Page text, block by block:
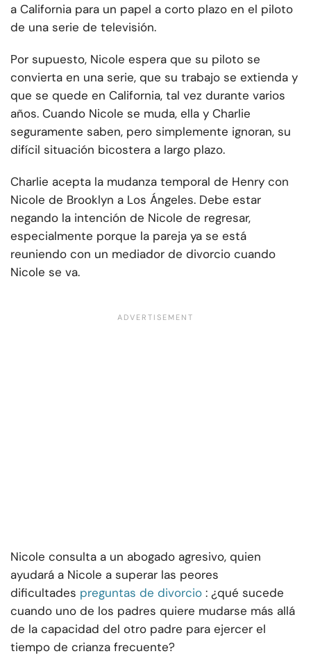
a California para un papel a corto plazo en el piloto
de una serie de televisión.
Por supuesto, Nicole espera que su piloto se
convierta en una serie, que su trabajo se extienda y
que se quede en California, tal vez durante varios
años. Cuando Nicole se muda, ella y Charlie
seguramente saben, pero simplemente ignoran, su
difícil situación bicostera a largo plazo.
Charlie acepta la mudanza temporal de Henry con
Nicole de Brooklyn a Los Ángeles. Debe estar
negando la intención de Nicole de regresar,
especialmente porque la pareja ya se está
reuniendo con un mediador de divorcio cuando
Nicole se va.
Nicole consulta a un abogado agresivo, quien
ayudará a Nicole a superar las peores
dificultades preguntas de divorcio : ¿qué sucede
cuando uno de los padres quiere mudarse más allá
de la capacidad del otro padre para ejercer el
tiempo de crianza frecuente?